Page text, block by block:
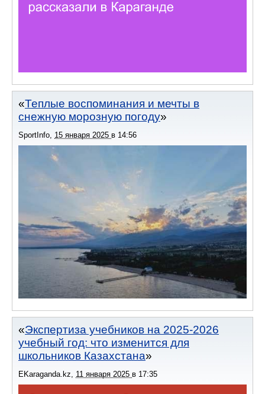
Теплые воспоминания и мечты в
снежную морозную погоду
SportInfo 15 января 2025 в 14:56
Экспертиза учебников на 2025-2026
учебный год: что изменится для
школьников Казахстана
EKaraganda.kz 11 января 2025 в 17:35